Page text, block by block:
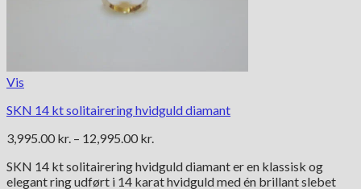
Vis
SKN 14 kt solitairering hvidguld diamant
3,995.00 kr. – 12,995.00 kr.
til
12,995.00 kr.
SKN 14 kt solitairering hvidguld diamant er en klassisk og
elegant ring udført i 14 karat hvidguld med én brillant slebet